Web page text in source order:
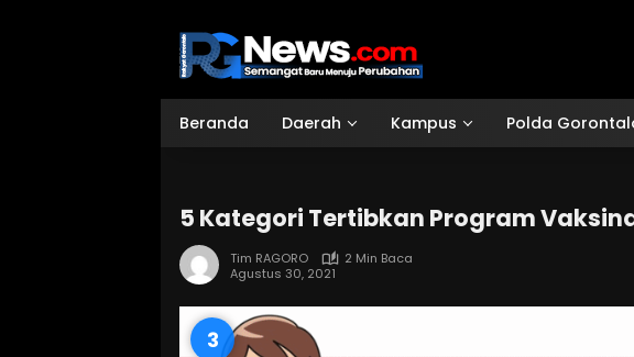
Beranda Daerah Kampus Polda
5 Kategori Tertibkan Program
Tim RAGORO
2 Min Baca
Agustus 30, 2021
2